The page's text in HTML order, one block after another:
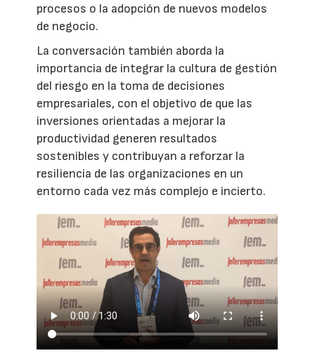
procesos o la adopción de nuevos modelos
de negocio.
La conversación también aborda la
importancia de integrar la cultura de gestión
del riesgo en la toma de decisiones
empresariales, con el objetivo de que las
inversiones orientadas a mejorar la
productividad generen resultados
sostenibles y contribuyan a reforzar la
resiliencia de las organizaciones en un
entorno cada vez más complejo e incierto.